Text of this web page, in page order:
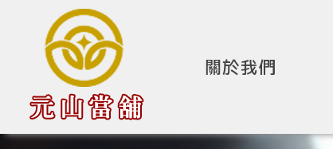
公司簡介
關於我們